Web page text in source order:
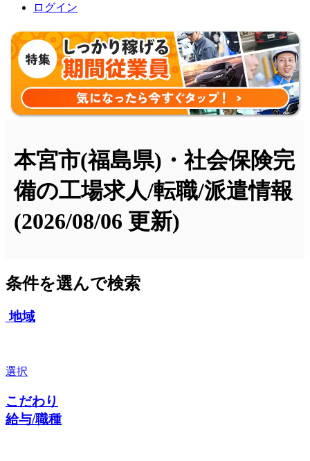
ログイン
本宮市(福島県)・社会保険完
備の工場求人/転職/派遣情報
(2026/08/06 更新)
条件を選んで検索
地域
選択
こだわり
給与/職種